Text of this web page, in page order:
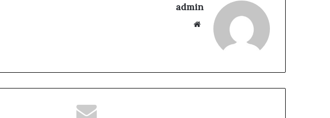
admin